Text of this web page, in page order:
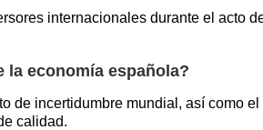
internacionales durante el acto
la economía española?
de incertidumbre mundial, así como
calidad.